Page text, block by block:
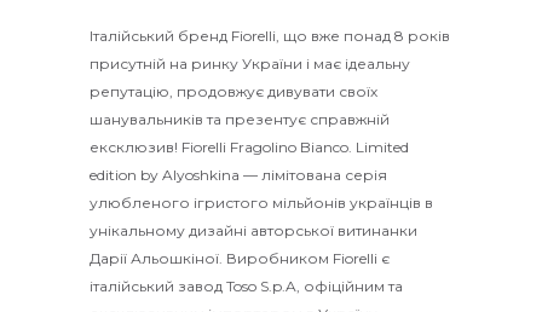
Італійський бренд Fiorelli, що вже понад 8 років
присутній на ринку України і має ідеальну
репутацію, продовжує дивувати своїх
шанувальників та презентує справжній
ексклюзив! Fiorelli Fragolino Bianco. Limited
edition by Alyoshkina — лімітована серія
улюбленого ігристого мільйонів українців в
унікальному дизайні авторської витинанки
Дарії Альошкіної. Виробником Fiorelli є
італійський завод Toso S.p.A, офіційним та